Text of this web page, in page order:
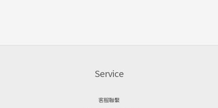
Service
客服聯繫